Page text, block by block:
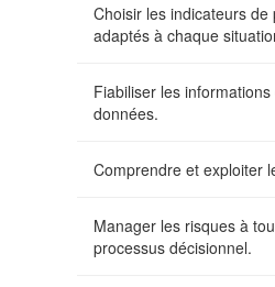
Choisir les indicateurs
adaptés à chaque
Fiabiliser les
données.
Comprendre et exploiter
Manager les risques à
processus décisionnel.